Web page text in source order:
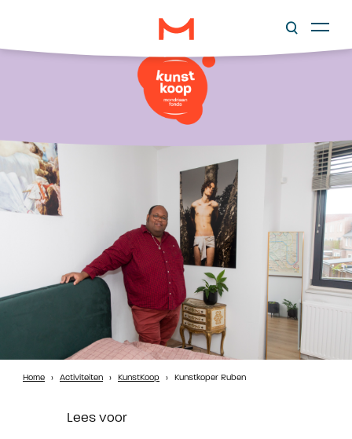
Home › Activiteiten › KunstKoop › Kunstkoper Ruben
Lees voor